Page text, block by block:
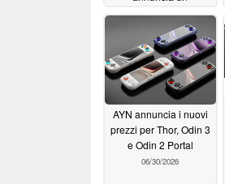
07/06/2026
AYN annuncia i nuovi
prezzi per Thor, Odin 3
e Odin 2 Portal
06/30/2026